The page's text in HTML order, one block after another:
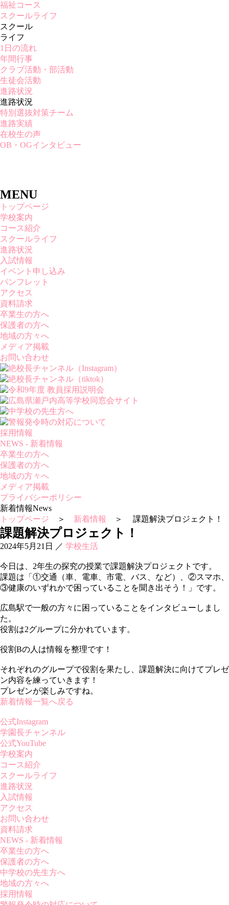
福祉コース
スクールライフ
スクール
ライフ
1日の流れ
年間行事
クラブ活動・部活動
生徒会活動
進路状況
進路状況
特別選抜対策チーム
進路実績
在校生の声
OB・OGインタビュー
MENU
トップページ
学校案内
コース紹介
スクールライフ
進路状況
入試情報
イベント申し込み
パンフレット
アクセス
資料請求
卒業生の方へ
保護者の方へ
地域の方々へ
メディア掲載
お問い合わせ
採用情報
NEWS - 新着情報
卒業生の方へ
保護者の方へ
地域の方々へ
メディア掲載
プライバシーポリシー
新着情報News
トップページ ＞ 新着情報 ＞ 課題解決プロジェクト！
課題解決プロジェクト！
2024年5月21日 ／ 学校生活
今日は、2年生の探究の授業で課題解決プロジェクトです。
課題は「①交通（車、電車、市電、バス、など）、②スマホ、
③健康のいずれかで困っていることを聞き出そう！」です。
広島駅で一般の方々に困っていることをインタビューしまし
た。
役割は2グループに分かれています。
役割Bの人は情報を整理です！
それぞれのグループで役割を果たし、課題解決に向けてプレゼ
ン内容を練っていきます！
プレゼンが楽しみですね。
新着情報一覧へ戻る
公式Instagram
学園長チャンネル
公式YouTube
学校案内
コース紹介
スクールライフ
進路状況
入試情報
アクセス
お問い合わせ
資料請求
NEWS - 新着情報
卒業生の方へ
保護者の方へ
中学校の先生方へ
地域の方々へ
採用情報